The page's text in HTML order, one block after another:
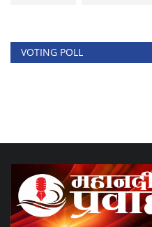
VOTING POLL